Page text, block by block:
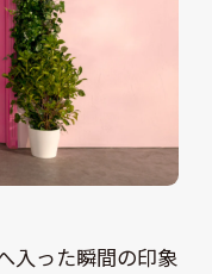
入った瞬間の印象